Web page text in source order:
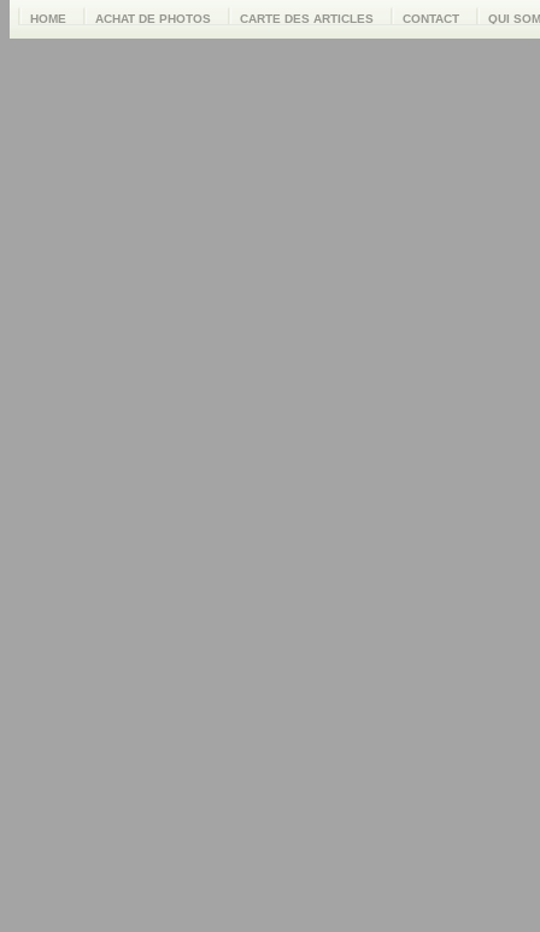
HOME ACHAT DE PHOTOS CARTE DES ARTICLES CONTACT QUI